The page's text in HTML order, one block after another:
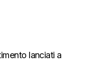
lanciati a